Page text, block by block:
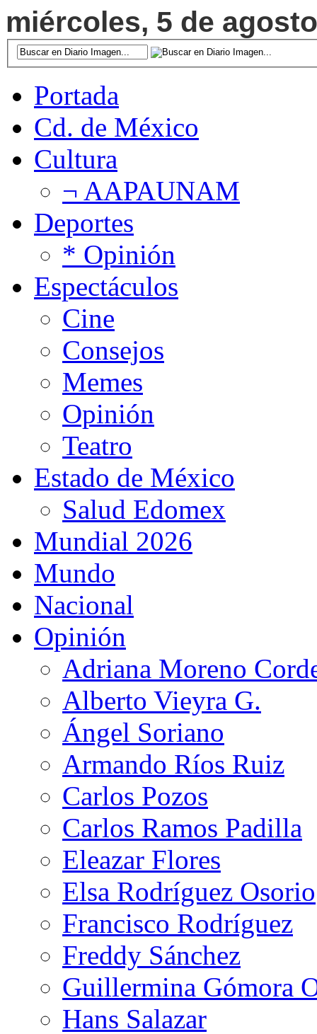
miércoles, 5 de
Portada
Cd. de México
Cultura
¬ AAPAUNAM
Deportes
* Opinión
Espectáculos
Cine
Consejos
Memes
Opinión
Teatro
Estado de México
Salud Edomex
Mundial 2026
Mundo
Nacional
Opinión
Adriana Moreno
Alberto Vieyra G.
Ángel Soriano
Armando Ríos Ruiz
Carlos Pozos
Carlos Ramos Padilla
Eleazar Flores
Elsa Rodríguez Osorio
Francisco Rodríguez
Freddy Sánchez
Guillermina Gómora
Hans Salazar